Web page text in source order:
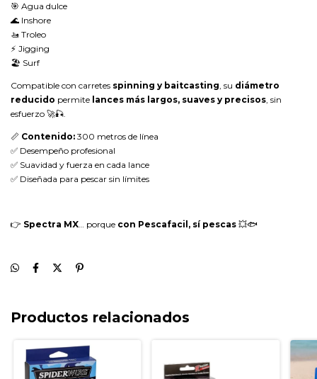
🎯 Agua dulce
🌊 Inshore
🚤 Troleo
⚡ Jigging
🏖️ Surf
Compatible con carretes spinning y baitcasting, su diámetro
reducido permite lances más largos, suaves y precisos, sin
esfuerzo 🚀🎣.
📏 Contenido: 300 metros de línea
✅ Desempeño profesional
✅ Suavidad y fuerza en cada lance
✅ Diseñada para pescar sin límites
👉 Spectra MX… porque con Pescafacil, sí pescas 💥🐟
Productos relacionados